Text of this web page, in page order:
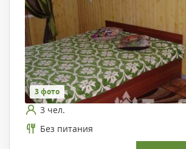
3 фото
3 чел.
Без питания